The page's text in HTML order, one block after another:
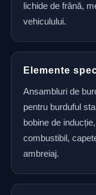
lichide de frână,
vehiculului.
Elemente
Ansambluri de
pentru burduful
bobine de
combustibil,
ambreiaj.